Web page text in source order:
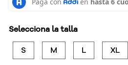
Selecciona la talla
S M L XL